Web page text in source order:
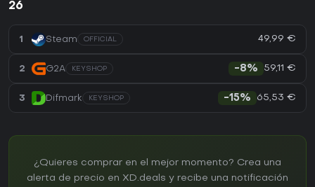
26
1 Steam OFFICIAL 49,99 €
2 G2A KEYSHOP -8% 59,11 €
3 Difmark KEYSHOP -15% 65,53 €
¿Quieres comprar en el mejor momento? Crea una
alerta de precio en XD.deals y recibe una notificación